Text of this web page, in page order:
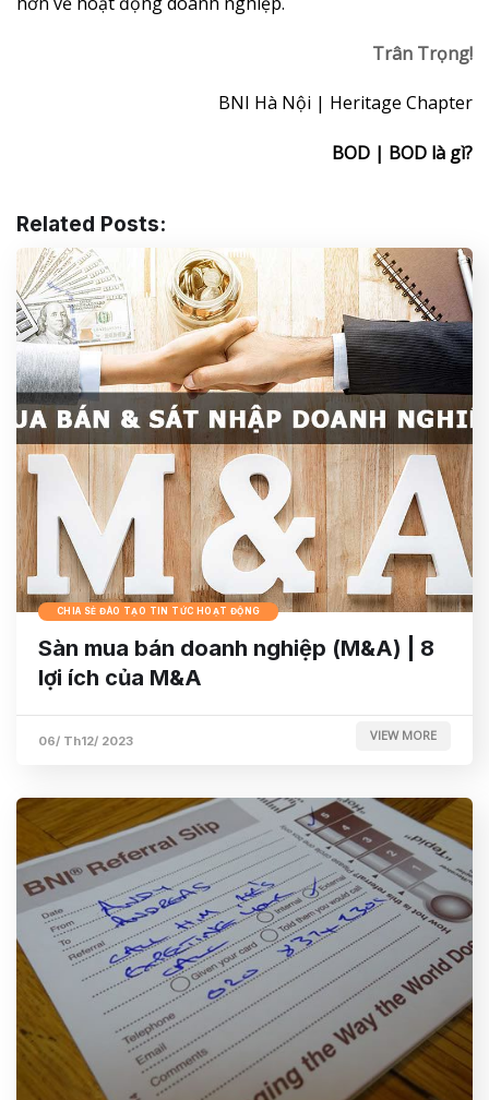
Trân Trọng!
BNI Hà Nội | Heritage Chapter
BOD | BOD là gì?
Related Posts:
CHIA SẺ ĐÀO TẠO TIN TỨC HOẠT ĐỘNG
Sàn mua bán doanh nghiệp (M&A) | 8
lợi ích của M&A
06/ Th12/ 2023 VIEW MORE